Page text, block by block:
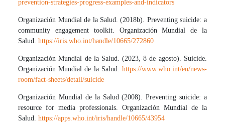
prevention-strategies-progress-examples-and-indicators
Organización Mundial de la Salud. (2018b). Preventing suicide: a
community engagement toolkit. Organización Mundial de la
Salud.https://iris.who.int/handle/10665/272860
Organización Mundial de la Salud. (2023, 8 de agosto). Suicide.
Organización Mundial de la Salud. https://www.who.int/en/news-
room/fact-sheets/detail/suicide
Organización Mundial de la Salud (2008). Preventing suicide: a
resource for media professionals. Organización Mundial de la
Salud.https://apps.who.int/iris/handle/10665/43954